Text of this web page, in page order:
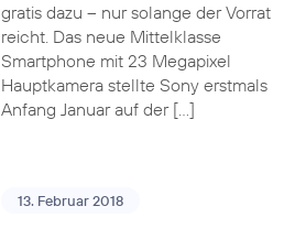
gratis dazu – nur solange der Vorrat
reicht. Das neue Mittelklasse
Smartphone mit 23 Megapixel
Hauptkamera stellte Sony erstmals
Anfang Januar auf der […]
13. Februar 2018